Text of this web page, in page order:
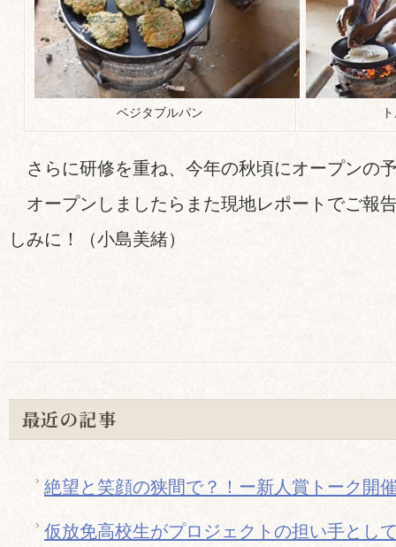
ベジタブルパン
さらに研修を重ね、今年の秋頃にオープンの
オープンしましたらまた現地レポートでご報
しみに！（小島美緒）
最近の記事
絶望と笑顔の狭間で？！ー新人賞トーク開
仮放免高校生がプロジェクトの担い手とし